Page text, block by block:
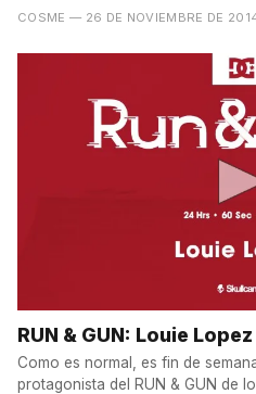
COSME — 26 DE NOVIEMBRE DE
RUN & GUN: Louie Lopez
Como es normal, es fin de
protagonista del RUN & GUN de